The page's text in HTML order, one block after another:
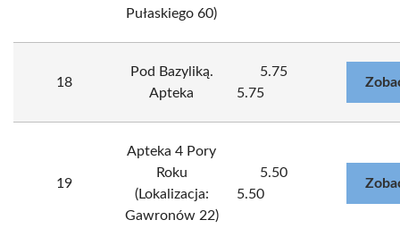
Pułaskiego 60)
18
Pod Bazyliką.
Apteka
5.75
5.75
19
Apteka 4 Pory
Roku
(Lokalizacja:
Gawronów 22)
5.50
5.50